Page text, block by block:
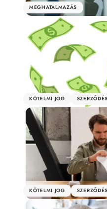
MEGHATALMAZÁS
KÖTELMI JOG
KÖTELMI JOG